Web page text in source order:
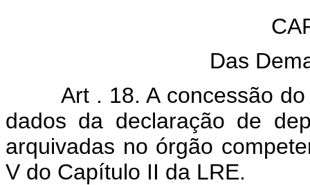
Das
Art . 18. A concessão
dados da declaração de
arquivadas no órgão
V do Capítulo II da LRE.